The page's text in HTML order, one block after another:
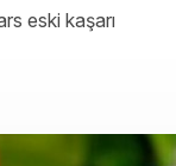
eski kaşarı